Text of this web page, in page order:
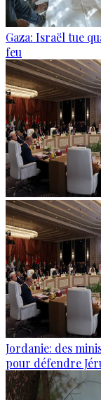
Gaza: Israël tue
feu
Jordanie: des
pour défendre